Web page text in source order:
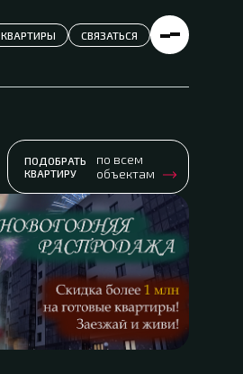
КВАРТИРЫ СВЯЗАТЬСЯ
ПОДОБРАТЬ
КВАРТИРУ
по всем
объектам